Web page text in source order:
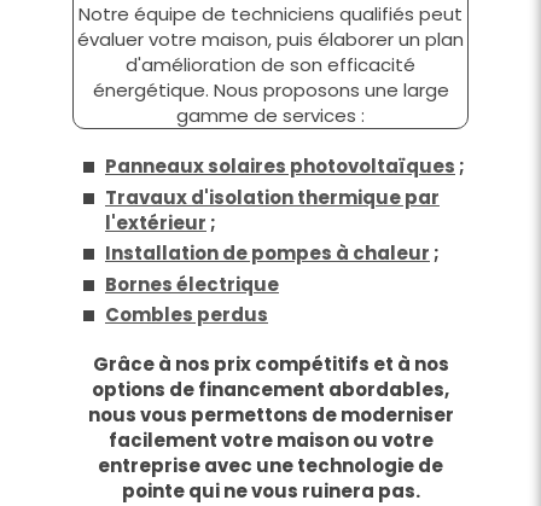
Notre équipe de techniciens qualifiés peut
évaluer votre maison, puis élaborer un plan
d'amélioration de son efficacité
énergétique. Nous proposons une large
gamme de services :
Panneaux solaires photovoltaïques ;
Travaux d'isolation thermique par
l'extérieur ;
Installation de pompes à chaleur ;
Bornes électrique
Combles perdus
Grâce à nos prix compétitifs et à nos
options de financement abordables,
nous vous permettons de moderniser
facilement votre maison ou votre
entreprise avec une technologie de
pointe qui ne vous ruinera pas.